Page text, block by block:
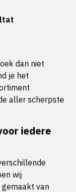
dan niet
je het
aller scherpste
iedere
wij
gemaakt van